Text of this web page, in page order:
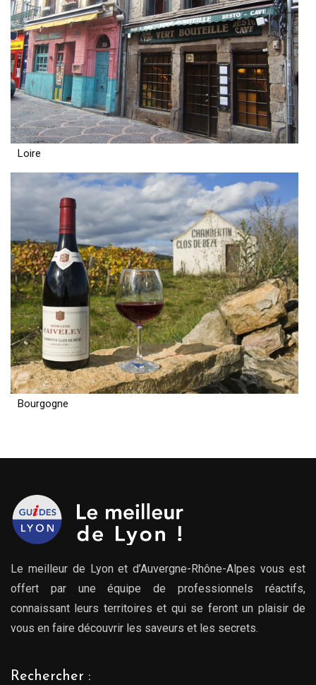
Loire
Bourgogne
Le meilleur de Lyon et d’Auvergne-Rhône-Alpes vous est
offert par une équipe de professionnels réactifs,
connaissant leurs territoires et qui se feront un plaisir de
vous en faire découvrir les saveurs et les secrets.
Rechercher :